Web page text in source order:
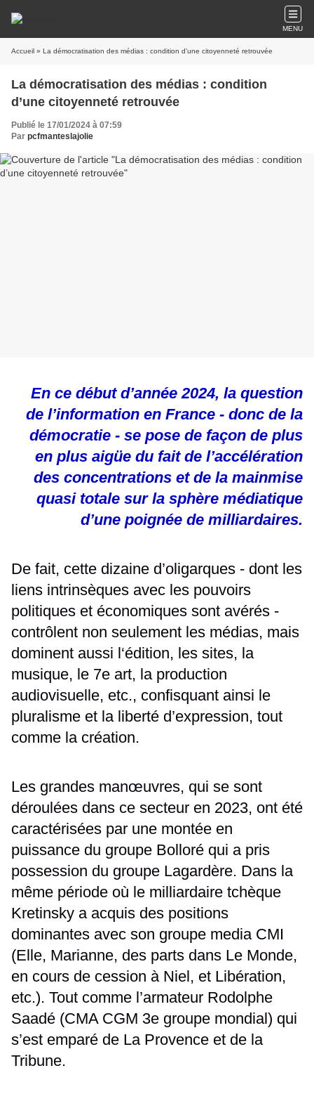
MENU
Accueil » La démocratisation des médias : condition d’une citoyenneté retrouvée
La démocratisation des médias : condition
d’une citoyenneté retrouvée
Publié le 17/01/2024 à 07:59
Par pcfmanteslajolie
En ce début d’année 2024, la question
de l’information en France - donc de la
démocratie - se pose de façon de plus
en plus aigüe du fait de l’accélération
des concentrations et de la mainmise
quasi totale sur la sphère médiatique
d’une poignée de milliardaires.
De fait, cette dizaine d’oligarques - dont les
liens intrinsèques avec les pouvoirs
politiques et économiques sont avérés -
contrôlent non seulement les médias, mais
dominent aussi l‘édition, les sites, la
musique, le 7e art, la production
audiovisuelle, etc., confisquant ainsi le
pluralisme et la liberté d’expression, tout
comme la création.
Les grandes manœuvres, qui se sont
déroulées dans ce secteur en 2023, ont été
caractérisées par une montée en
puissance du groupe Bolloré qui a pris
possession du groupe Lagardère. Dans la
même période où le milliardaire tchèque
Kretinsky a acquis des positions
dominantes avec son groupe media CMI
(Elle, Marianne, des parts dans Le Monde,
en cours de cession à Niel, et Libération,
etc.). Tout comme l’armateur Rodolphe
Saadé (CMA CGM 3e groupe mondial) qui
s’est emparé de La Provence et de la
Tribune.